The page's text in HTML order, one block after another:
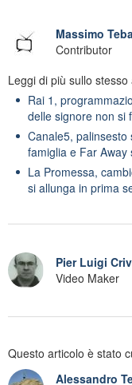
Massimo
Contributor
Leggi di più sullo
Rai 1,
delle signore non si
Canale5,
famiglia e Far Away
La Promessa,
si allunga in prima
Pier Luigi
Video Maker
Questo articolo è stato
Alessandro